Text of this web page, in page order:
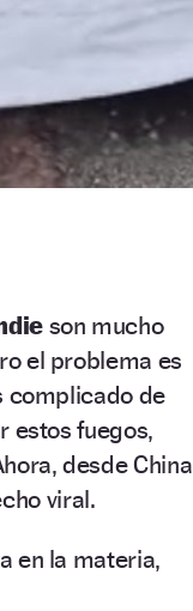
son mucho
el problema es
complicado de
estos fuegos,
desde China
viral.
en la materia,